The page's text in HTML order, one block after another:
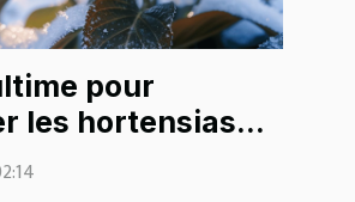
pour
les hortensias
hivernales